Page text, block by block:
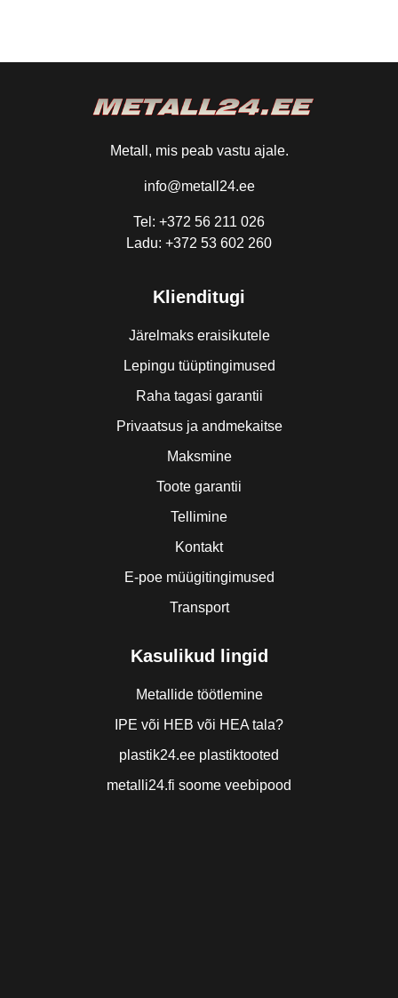
Metall, mis peab vastu ajale.
info@metall24.ee
Tel: +372 56 211 026
Ladu: +372 53 602 260
Klienditugi
Järelmaks eraisikutele
Lepingu tüüptingimused
Raha tagasi garantii
Privaatsus ja andmekaitse
Maksmine
Toote garantii
Tellimine
Kontakt
E-poe müügitingimused
Transport
Kasulikud lingid
Metallide töötlemine
IPE või HEB või HEA tala?
plastik24.ee plastiktooted
metalli24.fi soome veebipood